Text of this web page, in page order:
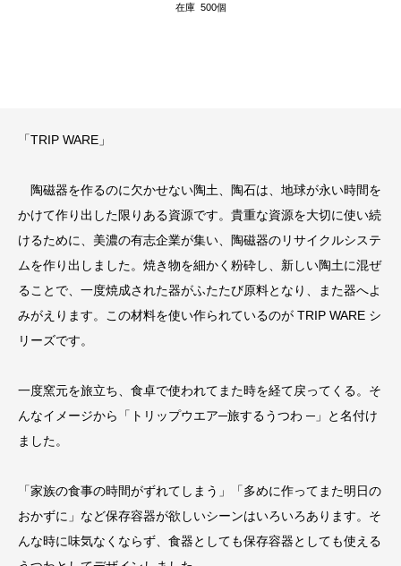
在庫 500個
「TRIP WARE」
陶磁器を作るのに欠かせない陶土、陶石は、地球が永い時間を
かけて作り出した限りある資源です。貴重な資源を大切に使い続
けるために、美濃の有志企業が集い、陶磁器のリサイクルシステ
ムを作り出しました。焼き物を細かく粉砕し、新しい陶土に混ぜ
ることで、一度焼成された器がふたたび原料となり、また器へよ
みがえります。この材料を使い作られているのが TRIP WARE シ
リーズです。
一度窯元を旅立ち、食卓で使われてまた時を経て戻ってくる。そ
んなイメージから「トリップウエア─旅するうつわ ─」と名付け
ました。
「家族の食事の時間がずれてしまう」「多めに作ってまた明日の
おかずに」など保存容器が欲しいシーンはいろいろあります。そ
んな時に味気なくならず、食器としても保存容器としても使える